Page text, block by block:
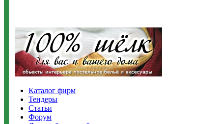
Каталог фирм
Тендеры
Статьи
Форум